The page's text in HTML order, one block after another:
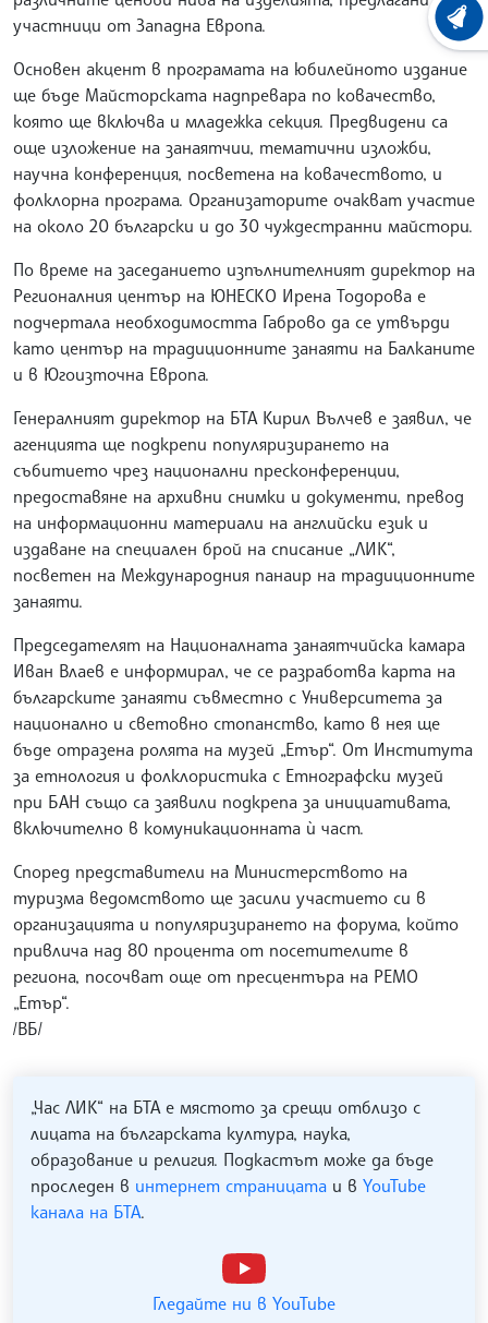
участници от Западна Европа.
Основен акцент в програмата на юбилейното издание
ще бъде Майсторската надпревара по ковачество,
която ще включва и младежка секция. Предвидени са
още изложение на занаятчии, тематични изложби,
научна конференция, посветена на ковачеството, и
фолклорна програма. Организаторите очакват участие
на около 20 български и до 30 чуждестранни майстори.
По време на заседанието изпълнителният директор на
Регионалния център на ЮНЕСКО Ирена Тодорова е
подчертала необходимостта Габрово да се утвърди
като център на традиционните занаяти на Балканите
и в Югоизточна Европа.
Генералният директор на БТА Кирил Вълчев е заявил, че
агенцията ще подкрепи популяризирането на
събитието чрез национални пресконференции,
предоставяне на архивни снимки и документи, превод
на информационни материали на английски език и
издаване на специален брой на списание „ЛИК“,
посветен на Международния панаир на традиционните
занаяти.
Председателят на Националната занаятчийска камара
Иван Влаев е информирал, че се разработва карта на
българските занаяти съвместно с Университета за
национално и световно стопанство, като в нея ще
бъде отразена ролята на музей „Етър“. От Института
за етнология и фолклористика с Етнографски музей
при БАН също са заявили подкрепа за инициативата,
включително в комуникационната ѝ част.
Според представители на Министерството на
туризма ведомството ще засили участието си в
организацията и популяризирането на форума, който
привлича над 80 процента от посетителите в
региона, посочват още от пресцентъра на РЕМО
„Етър“.
/ВБ/
„Час ЛИК“ на БТА е мястото за срещи отблизо с
лицата на българската култура, наука,
образование и религия. Подкастът може да бъде
проследен в интернет страницата и в YouTube
канала на БТА.
Гледайте ни в YouTube